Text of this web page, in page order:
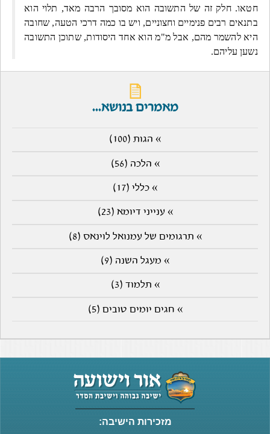
חטאו. חלק זה של התשובה הוא מסובך הרבה מאד, תלוי הוא
בתנאים רבים פנימיים וחצוניים, ויש בו כמה דרכי הטעה, שחובה
היא להשמר מהם, אבל מ"מ הוא אחד היסודות, שתוכן התשובה
נשען עליהם.
מאמרים בנושא...
» הגות (100)
» הלכה (56)
» כללי (17)
» ענייני דיומא (23)
» תרגומים של עמנואל לוינאס (8)
» מעגל השנה (9)
» תלמוד (3)
» חגים יומים טובים (5)
מזכירות הישיבה: